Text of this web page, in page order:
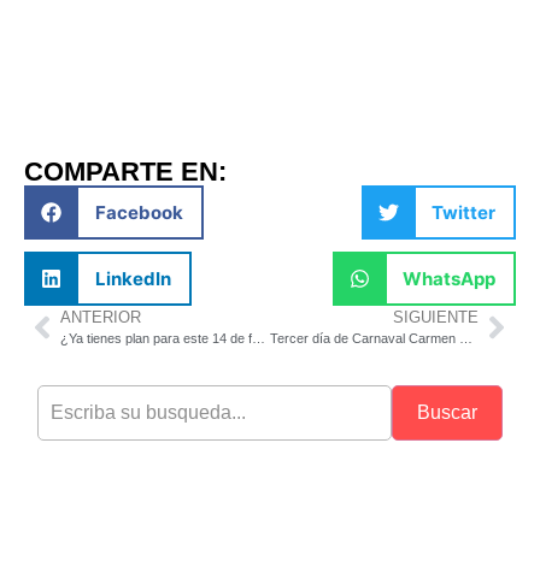
COMPARTE EN:
Facebook Twitter
LinkedIn WhatsApp
ANTERIOR SIGUIENTE
Buscar